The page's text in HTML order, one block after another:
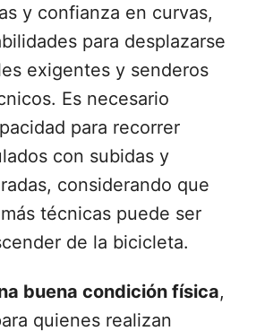
y confianza en curvas,
para desplazarse
exigentes y senderos
Es necesario
para recorrer
con subidas y
considerando que
técnicas puede ser
de la bicicleta.
buena condición física,
quienes realizan